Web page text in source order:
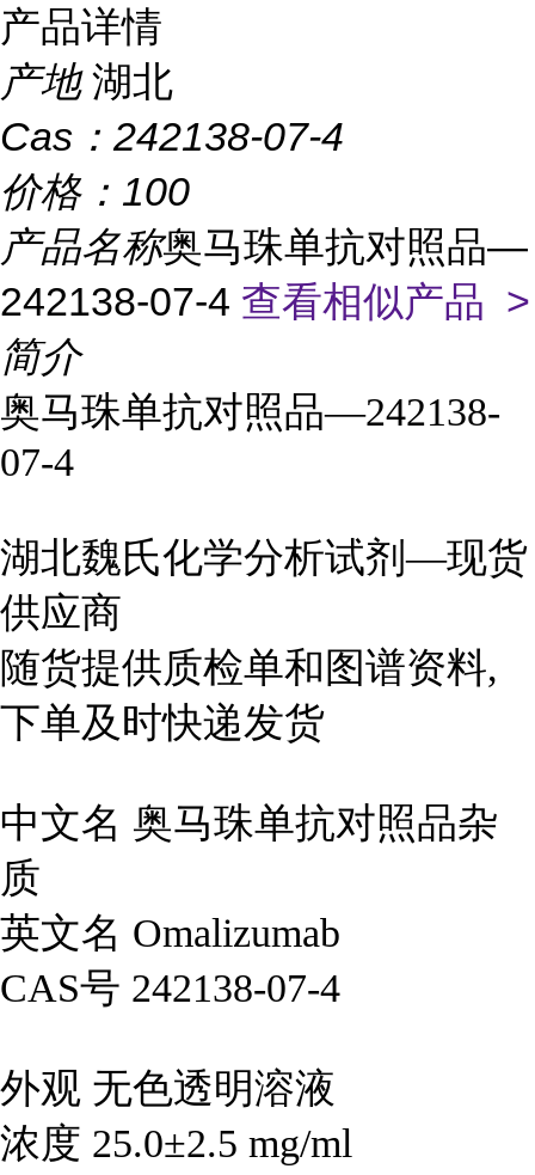
产品详情
产地 湖北
Cas： 242138-07-4
价格： 100
产品名称奥马珠单抗对照品—
242138-07-4 查看相似产品 >
简介
奥马珠单抗对照品—242138-
07-4
湖北魏氏化学分析试剂—现货
供应商
随货提供质检单和图谱资料,
下单及时快递发货
中文名 奥马珠单抗对照品杂
质
英文名 Omalizumab
CAS号 242138-07-4
外观 无色透明溶液
浓度 25.0±2.5 mg/ml